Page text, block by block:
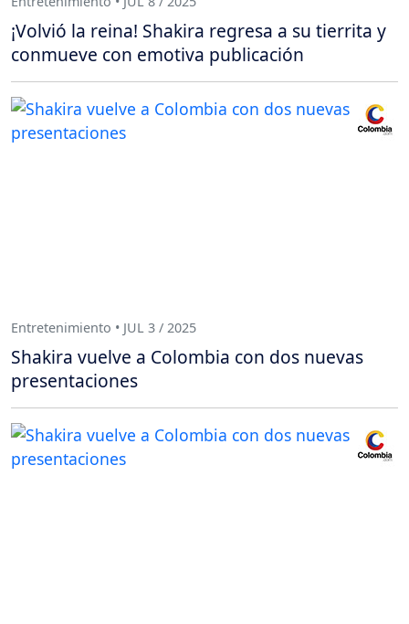
¡Volvió la reina! Shakira regresa a su tierrita y
conmueve con emotiva publicación
Entretenimiento • JUL 3 / 2025
Shakira vuelve a Colombia con dos nuevas
presentaciones